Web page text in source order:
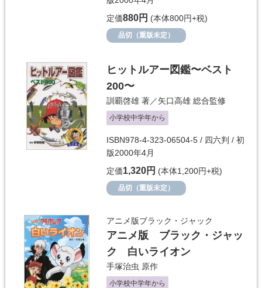
定価880円 (本体800円+税)
品切（重版未定）
ヒットルアー図鑑〜ベスト
200〜
訓覇啓雄 著／矢口高雄 総合監修
小学校中学年から
ISBN978-4-323-06504-5 / 四六判 / 初
版2000年4月
定価1,320円 (本体1,200円+税)
品切（重版未定）
アニメ版ブラック・ジャック
アニメ版 ブラック・ジャッ
ク 白いライオン
手塚治虫 原作
小学校中学年から